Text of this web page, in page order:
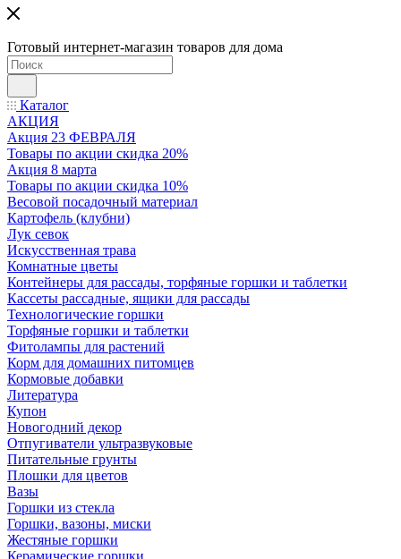
Готовый интернет-магазин товаров для дома
Каталог
АКЦИЯ
Акция 23 ФЕВРАЛЯ
Товары по акции скидка 20%
Акция 8 марта
Товары по акции скидка 10%
Весовой посадочный материал
Картофель (клубни)
Лук севок
Искусственная трава
Комнатные цветы
Контейнеры для рассады, торфяные горшки и таблетки
Кассеты рассадные, ящики для рассады
Технологические горшки
Торфяные горшки и таблетки
Фитолампы для растений
Корм для домашних питомцев
Кормовые добавки
Литература
Купон
Новогодний декор
Отпугиватели ультразвуковые
Питательные грунты
Плошки для цветов
Вазы
Горшки из стекла
Горшки, вазоны, миски
Жестяные горшки
Керамические горшки